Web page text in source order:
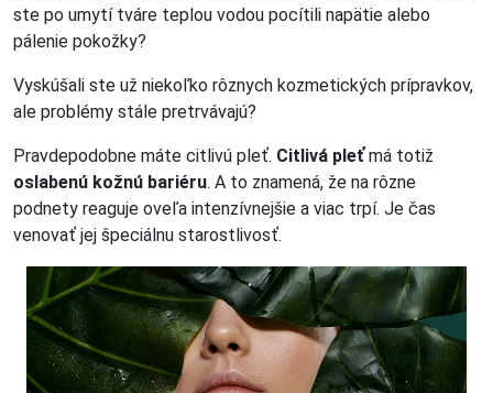
ste po umytí tváre teplou vodou pocítili napätie alebo
pálenie pokožky?
Vyskúšali ste už niekoľko rôznych kozmetických prípravkov,
ale problémy stále pretrvávajú?
Pravdepodobne máte citlivú pleť. Citlivá pleťmá totiž
oslabenú kožnú bariéru. A to znamená, že na rôzne
podnety reaguje oveľa intenzívnejšie a viac trpí. Je čas
venovať jej špeciálnu starostlivosť.